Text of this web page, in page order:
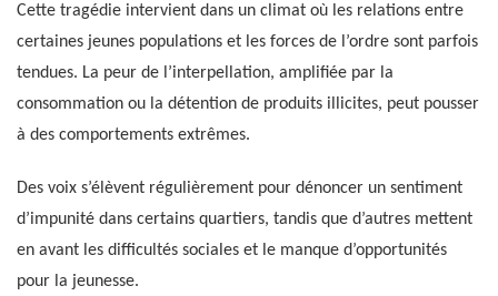
Cette tragédie intervient dans un climat où les relations entre
certaines jeunes populations et les forces de l’ordre sont parfois
tendues. La peur de l’interpellation, amplifiée par la
consommation ou la détention de produits illicites, peut pousser
à des comportements extrêmes.
Des voix s’élèvent régulièrement pour dénoncer un sentiment
d’impunité dans certains quartiers, tandis que d’autres mettent
en avant les difficultés sociales et le manque d’opportunités
pour la jeunesse.